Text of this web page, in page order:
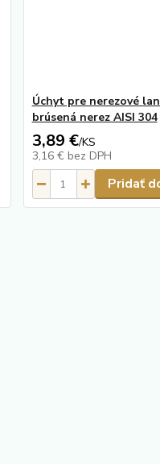
Úchyt pre nerezové
brúsená nerez AISI 304
3,89 €/KS
3,16 € bez DPH
Pridať